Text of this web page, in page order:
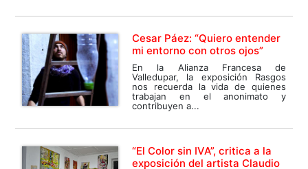
Cesar Páez: “Quiero entender
mi entorno con otros ojos”
En la Alianza Francesa de
Valledupar, la exposición Rasgos
nos recuerda la vida de quienes
trabajan en el anonimato y
contribuyen a...
“El Color sin IVA”, critica a la
exposición del artista Claudio